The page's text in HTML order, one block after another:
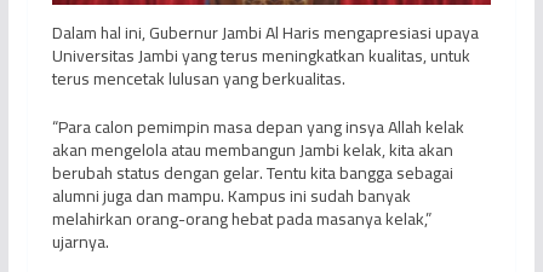
Dalam hal ini, Gubernur Jambi Al Haris mengapresiasi upaya
Universitas Jambi yang terus meningkatkan kualitas, untuk
terus mencetak lulusan yang berkualitas.
“Para calon pemimpin masa depan yang insya Allah kelak
akan mengelola atau membangun Jambi kelak, kita akan
berubah status dengan gelar. Tentu kita bangga sebagai
alumni juga dan mampu. Kampus ini sudah banyak
melahirkan orang-orang hebat pada masanya kelak,”
ujarnya.